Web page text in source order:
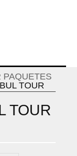
PAQUETES
TOUR
TOUR